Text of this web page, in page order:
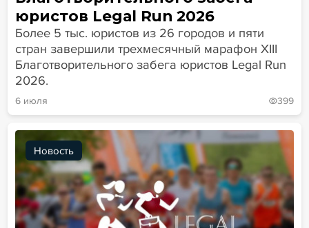
юристов Legal Run 2026
Более 5 тыс. юристов из 26 городов и пяти
стран завершили трехмесячный марафон XIII
Благотворительного забега юристов Legal Run
2026.
6 июля 399
Новость